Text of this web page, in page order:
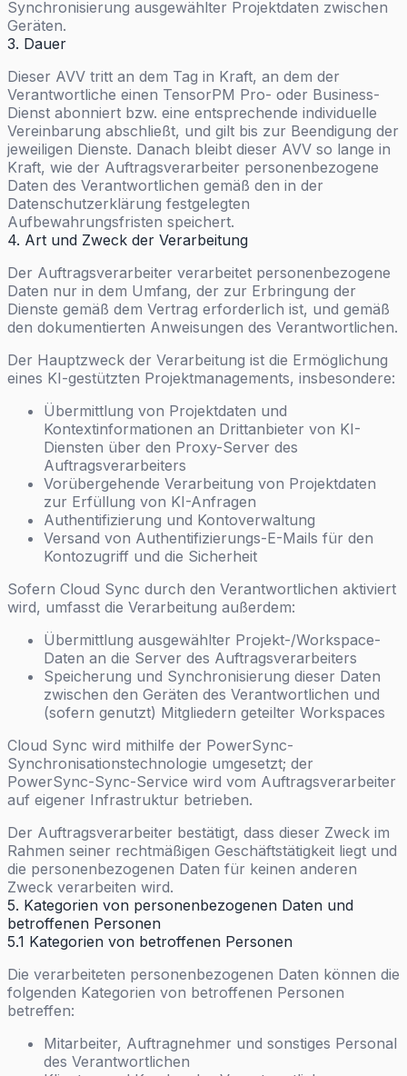
Synchronisierung ausgewählter Projektdaten zwischen
Geräten.
3. Dauer
Dieser AVV tritt an dem Tag in Kraft, an dem der
Verantwortliche einen TensorPM Pro- oder Business-
Dienst abonniert bzw. eine entsprechende individuelle
Vereinbarung abschließt, und gilt bis zur Beendigung der
jeweiligen Dienste. Danach bleibt dieser AVV so lange in
Kraft, wie der Auftragsverarbeiter personenbezogene
Daten des Verantwortlichen gemäß den in der
Datenschutzerklärung festgelegten
Aufbewahrungsfristen speichert.
4. Art und Zweck der Verarbeitung
Der Auftragsverarbeiter verarbeitet personenbezogene
Daten nur in dem Umfang, der zur Erbringung der
Dienste gemäß dem Vertrag erforderlich ist, und gemäß
den dokumentierten Anweisungen des Verantwortlichen.
Der Hauptzweck der Verarbeitung ist die Ermöglichung
eines KI-gestützten Projektmanagements, insbesondere:
Übermittlung von Projektdaten und
Kontextinformationen an Drittanbieter von KI-
Diensten über den Proxy-Server des
Auftragsverarbeiters
Vorübergehende Verarbeitung von Projektdaten
zur Erfüllung von KI-Anfragen
Authentifizierung und Kontoverwaltung
Versand von Authentifizierungs-E-Mails für den
Kontozugriff und die Sicherheit
Sofern Cloud Sync durch den Verantwortlichen aktiviert
wird, umfasst die Verarbeitung außerdem:
Übermittlung ausgewählter Projekt-/Workspace-
Daten an die Server des Auftragsverarbeiters
Speicherung und Synchronisierung dieser Daten
zwischen den Geräten des Verantwortlichen und
(sofern genutzt) Mitgliedern geteilter Workspaces
Cloud Sync wird mithilfe der PowerSync-
Synchronisationstechnologie umgesetzt; der
PowerSync-Sync-Service wird vom Auftragsverarbeiter
auf eigener Infrastruktur betrieben.
Der Auftragsverarbeiter bestätigt, dass dieser Zweck im
Rahmen seiner rechtmäßigen Geschäftstätigkeit liegt und
die personenbezogenen Daten für keinen anderen
Zweck verarbeiten wird.
5. Kategorien von personenbezogenen Daten und
betroffenen Personen
5.1 Kategorien von betroffenen Personen
Die verarbeiteten personenbezogenen Daten können die
folgenden Kategorien von betroffenen Personen
betreffen:
Mitarbeiter, Auftragnehmer und sonstiges Personal
des Verantwortlichen